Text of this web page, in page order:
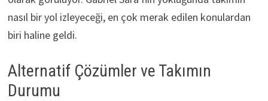
nasıl bir yol izleyeceği, en çok merak edilen konulardan
biri haline geldi.
Alternatif Çözümler ve Takımın
Durumu